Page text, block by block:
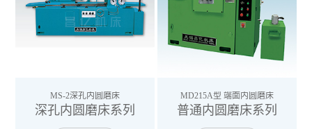
MS-2深孔内圆磨床
深孔内圆磨床系列
MD215A型 端面内圆磨床
普通内圆磨床系列